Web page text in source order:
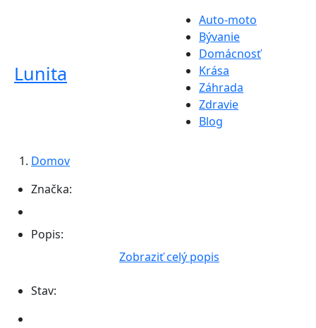
Lunita
Auto-moto
Bývanie
Domácnosť
Krása
Záhrada
Zdravie
Blog
Domov
Značka:
Popis:
Zobraziť celý popis
Stav: